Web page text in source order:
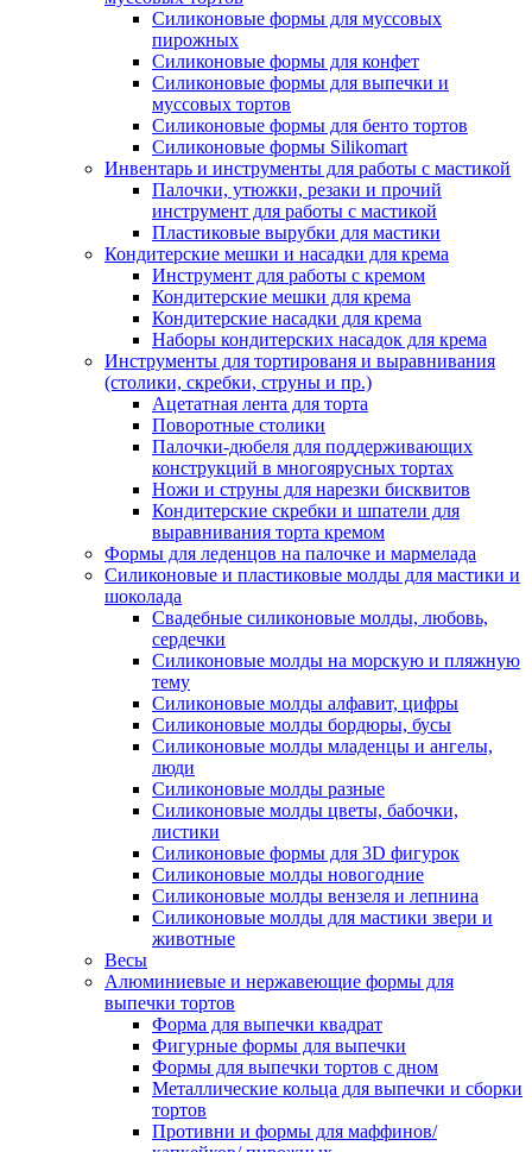
Силиконовые формы для муссовых
пирожных
Силиконовые формы для конфет
Силиконовые формы для выпечки и
муссовых тортов
Силиконовые формы для бенто тортов
Силиконовые формы Silikomart
Инвентарь и инструменты для работы с мастикой
Палочки, утюжки, резаки и прочий
инструмент для работы с мастикой
Пластиковые вырубки для мастики
Кондитерские мешки и насадки для крема
Инструмент для работы с кремом
Кондитерские мешки для крема
Кондитерские насадки для крема
Наборы кондитерских насадок для крема
Инструменты для тортированя и выравнивания
(столики, скребки, струны и пр.)
Ацетатная лента для торта
Поворотные столики
Палочки-дюбеля для поддерживающих
конструкций в многоярусных тортах
Ножи и струны для нарезки бисквитов
Кондитерские скребки и шпатели для
выравнивания торта кремом
Формы для леденцов на палочке и мармелада
Силиконовые и пластиковые молды для мастики и
шоколада
Свадебные силиконовые молды, любовь,
сердечки
Силиконовые молды на морскую и пляжную
тему
Силиконовые молды алфавит, цифры
Силиконовые молды бордюры, бусы
Силиконовые молды младенцы и ангелы,
люди
Силиконовые молды разные
Силиконовые молды цветы, бабочки,
листики
Силиконовые формы для 3D фигурок
Силиконовые молды новогодние
Силиконовые молды вензеля и лепнина
Силиконовые молды для мастики звери и
животные
Весы
Алюминиевые и нержавеющие формы для
выпечки тортов
Форма для выпечки квадрат
Фигурные формы для выпечки
Формы для выпечки тортов с дном
Металлические кольца для выпечки и сборки
тортов
Противни и формы для маффинов/